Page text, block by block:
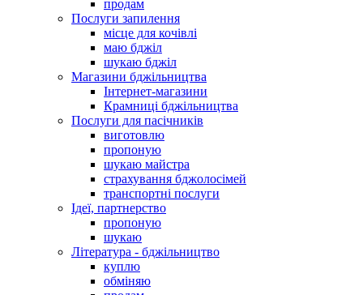
продам
Послуги запилення
місце для кочівлі
маю бджіл
шукаю бджіл
Магазини бджільництва
Інтернет-магазини
Крамниці бджільництва
Послуги для пасічників
виготовлю
пропоную
шукаю майстра
страхування бджолосімей
транспортні послуги
Ідеї, партнерство
пропоную
шукаю
Література - бджільництво
куплю
обміняю